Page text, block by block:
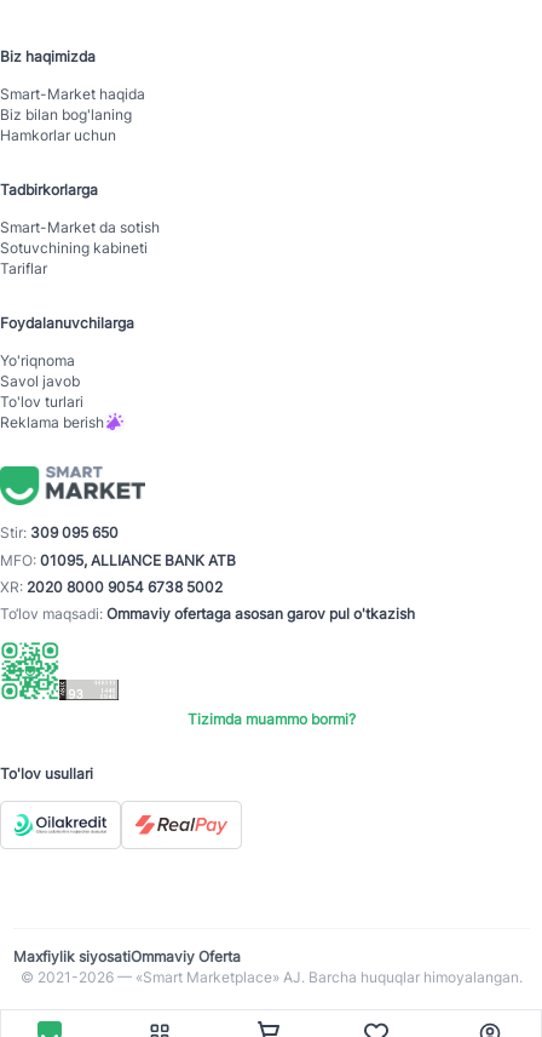
Biz haqimizda
Smart-Mаrket haqida
Biz bilan bog'laning
Hamkorlar uchun
Tadbirkorlarga
Smart-Mаrket da sotish
Sotuvchining kabineti
Tariflar
Foydalanuvchilarga
Yo'riqnoma
Savol javob
To'lov turlari
Reklama berish
Stir: 309 095 650
MFO: 01095, ALLIANCE BANK ATB
XR: 2020 8000 9054 6738 5002
To‘lov maqsadi: Ommaviy ofertaga asosan garov pul o'tkazish
Tizimda muammo bormi?
To'lov usullari
Maxfiylik siyosatiOmmaviy Oferta
© 2021-2026 — «Smart Marketplace» AJ. Barcha huquqlar himoyalangan.